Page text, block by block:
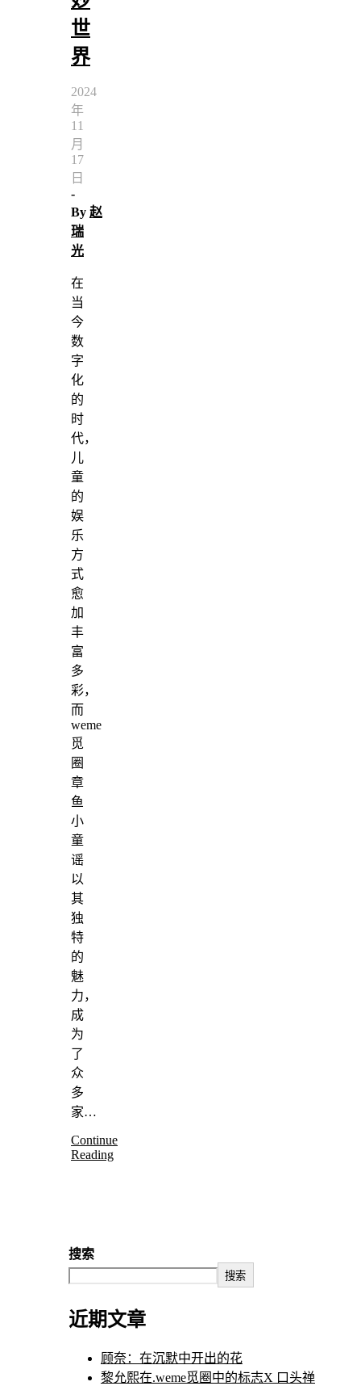
世
界
2024
年
11
月
17
日
-
By 赵
瑞
光
在
当
今
数
字
化
的
时
代，
儿
童
的
娱
乐
方
式
愈
加
丰
富
多
彩，
而
weme
觅
圈
章
鱼
小
童
谣
以
其
独
特
的
魅
力，
成
为
了
众
多
家…
Continue
Reading
搜索
搜索
近期文章
顾奈：在沉默中开出的花
黎允熙在.weme觅圈中的标志X 口头禅